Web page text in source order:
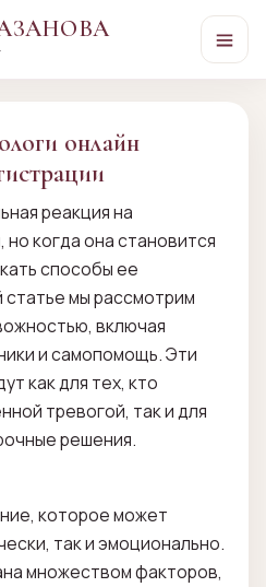
онлайн
реакция на
когда она становится
способы ее
мы рассмотрим
включая
и самопомощь. Эти
как для тех, кто
тревогой, так и для
решения.
которое может
так и эмоционально.
множеством факторов,